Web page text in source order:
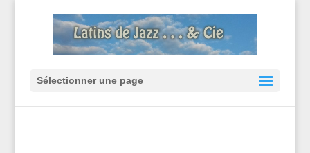
Sélectionner une page